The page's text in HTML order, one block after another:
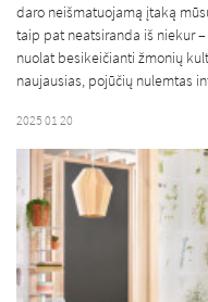
daro neišmatuojamą įtaką
taip pat neatsiranda iš niekur
nuolat besikeičianti žmonių
naujausias, pojūčių nulemtas
2025 01 20